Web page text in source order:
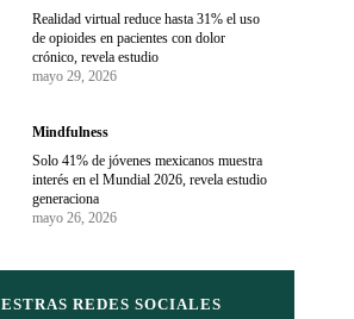
Realidad virtual reduce hasta 31% el uso
de opioides en pacientes con dolor
crónico, revela estudio
mayo 29, 2026
Mindfulness
Solo 41% de jóvenes mexicanos muestra
interés en el Mundial 2026, revela estudio
generaciona
mayo 26, 2026
REDES SOCIALES